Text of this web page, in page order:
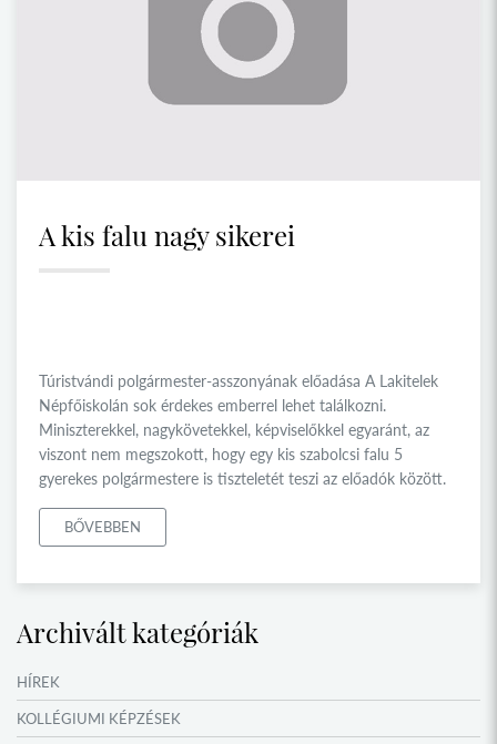
A kis falu nagy sikerei
Túristvándi polgármester-asszonyának előadása A Lakitelek
Népfőiskolán sok érdekes emberrel lehet találkozni.
Miniszterekkel, nagykövetekkel, képviselőkkel egyaránt, az
viszont nem megszokott, hogy egy kis szabolcsi falu 5
gyerekes polgármestere is tiszteletét teszi az előadók között.
BŐVEBBEN
Archivált kategóriák
HÍREK
KOLLÉGIUMI KÉPZÉSEK